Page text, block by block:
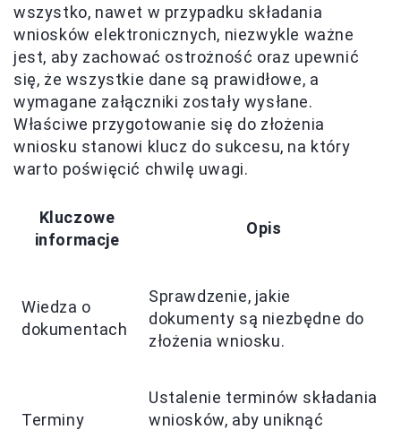
wszystko, nawet w przypadku składania
wniosków elektronicznych, niezwykle ważne
jest, aby zachować ostrożność oraz upewnić
się, że wszystkie dane są prawidłowe, a
wymagane załączniki zostały wysłane.
Właściwe przygotowanie się do złożenia
wniosku stanowi klucz do sukcesu, na który
warto poświęcić chwilę uwagi.
Kluczowe
informacje
Opis
Wiedza o
dokumentach
Sprawdzenie, jakie
dokumenty są niezbędne do
złożenia wniosku.
Terminy
Ustalenie terminów składania
wniosków, aby uniknąć